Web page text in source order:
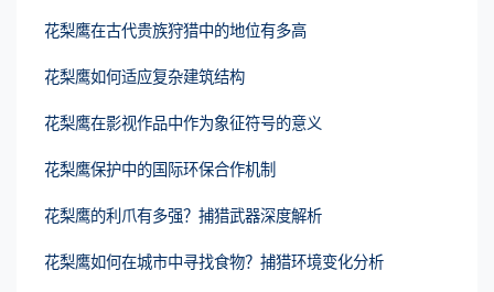
花梨鹰在古代贵族狩猎中的地位有多高
花梨鹰如何适应复杂建筑结构
花梨鹰在影视作品中作为象征符号的意义
花梨鹰保护中的国际环保合作机制
花梨鹰的利爪有多强？捕猎武器深度解析
花梨鹰如何在城市中寻找食物？捕猎环境变化分析